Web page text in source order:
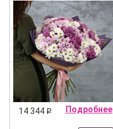
14 344 q Подробнее